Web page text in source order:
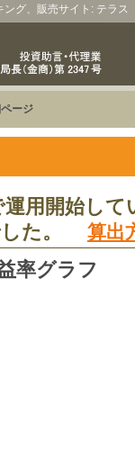
グ、販売サイト: テラス
ージ
用開始し
した。 算出
率グラフ